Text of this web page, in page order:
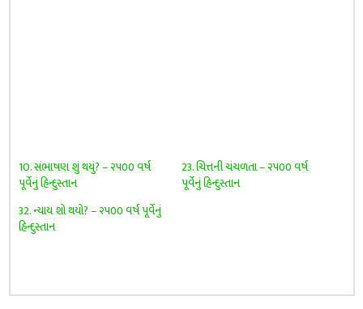
10. સંભાષણ શું થયું? – ૨૫૦૦ વર્ષ
પૂર્વેનું હિન્દુસ્તાન
23. ચિત્તની ચંચળતા – ૨૫૦૦ વર્ષ
પૂર્વેનું હિન્દુસ્તાન
32. ન્યાય શો થયો? – ૨૫૦૦ વર્ષ પૂર્વેનું
હિન્દુસ્તાન